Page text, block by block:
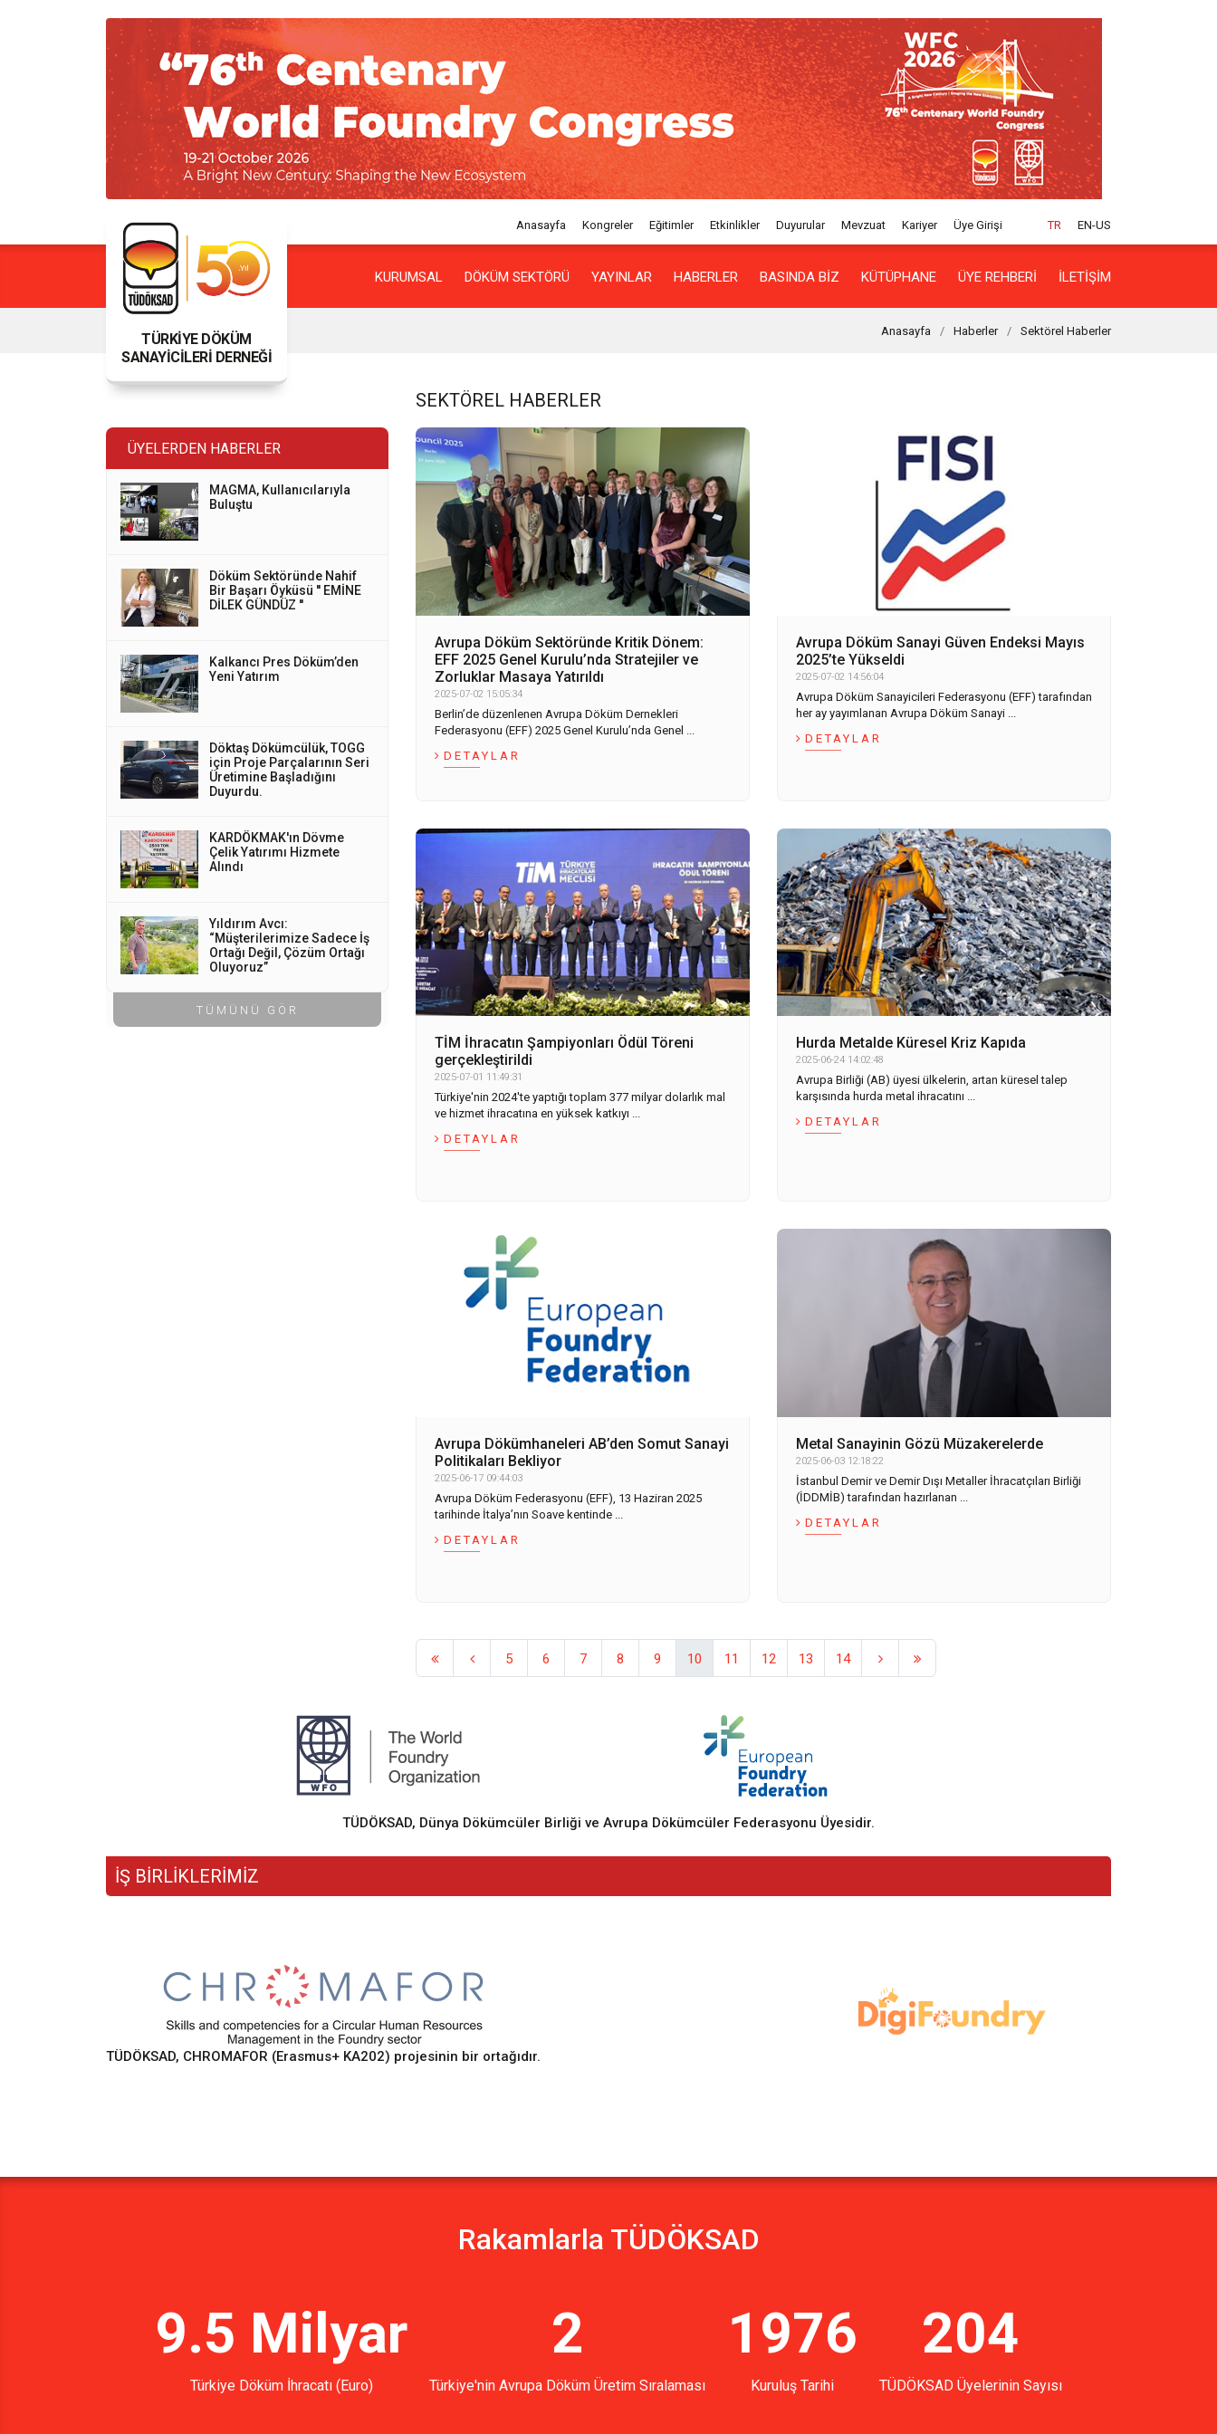
TÜRKİYE DÖKÜM
SANAYİCİLERİ DERNEĞİ
TR EN-US
Anasayfa Kongreler Eğitimler Etkinlikler Duyurular Mevzuat Kariyer Üye Girişi
KURUMSAL DÖKÜM SEKTÖRÜ YAYINLAR HABERLER BASINDA BIZ KÜTÜPHANE ÜYE REHBERI İLETIŞIM
Anasayfa Haberler Sektörel Haberler
ÜYELERDEN HABERLER
MAGMA, Kullanıcılarıyla
Buluştu
Döküm Sektöründe Nahif
Bir Başarı Öyküsü '' EMİNE
DİLEK GÜNDÜZ ''
Kalkancı Pres Döküm’den
Yeni Yatırım
Döktaş Dökümcülük, TOGG
için Proje Parçalarının Seri
Üretimine Başladığını
Duyurdu.
KARDÖKMAK'ın Dövme
Çelik Yatırımı Hizmete
Alındı
Yıldırım Avcı:
“Müşterilerimize Sadece İş
Ortağı Değil, Çözüm Ortağı
Oluyoruz”
TÜMÜNÜ GÖR
SEKTÖREL HABERLER
Avrupa Döküm Sektöründe Kritik Dönem:
EFF 2025 Genel Kurulu’nda Stratejiler ve
Zorluklar Masaya Yatırıldı
2025-07-02 15:05:34
Berlin’de düzenlenen Avrupa Döküm Dernekleri
Federasyonu (EFF) 2025 Genel Kurulu’nda Genel ...
DETAYLAR
Avrupa Döküm Sanayi Güven Endeksi Mayıs
2025’te Yükseldi
2025-07-02 14:56:04
Avrupa Döküm Sanayicileri Federasyonu (EFF) tarafından
her ay yayımlanan Avrupa Döküm Sanayi ...
DETAYLAR
TİM İhracatın Şampiyonları Ödül Töreni
gerçekleştirildi
2025-07-01 11:49:31
Türkiye'nin 2024'te yaptığı toplam 377 milyar dolarlık mal
ve hizmet ihracatına en yüksek katkıyı ...
DETAYLAR
Hurda Metalde Küresel Kriz Kapıda
2025-06-24 14:02:48
Avrupa Birliği (AB) üyesi ülkelerin, artan küresel talep
karşısında hurda metal ihracatını ...
DETAYLAR
Avrupa Dökümhaneleri AB’den Somut Sanayi
Politikaları Bekliyor
2025-06-17 09:44:03
Avrupa Döküm Federasyonu (EFF), 13 Haziran 2025
tarihinde İtalya’nın Soave kentinde ...
DETAYLAR
Metal Sanayinin Gözü Müzakerelerde
2025-06-03 12:18:22
İstanbul Demir ve Demir Dışı Metaller İhracatçıları Birliği
(İDDMİB) tarafından hazırlanan ...
DETAYLAR
5 6 7 8 9 10 11 12 13 14
TÜDÖKSAD, Dünya Dökümcüler Birliği ve Avrupa Dökümcüler Federasyonu Üyesidir.
İŞ BİRLİKLERİMİZ
TÜDÖKSAD, CHROMAFOR (Erasmus+ KA202) projesinin bir ortağıdır.
Rakamlarla TÜDÖKSAD
9.5 Milyar
Türkiye Döküm İhracatı (Euro)
2
Türkiye'nin Avrupa Döküm Üretim Sıralaması
1976
Kuruluş Tarihi
204
TÜDÖKSAD Üyelerinin Sayısı